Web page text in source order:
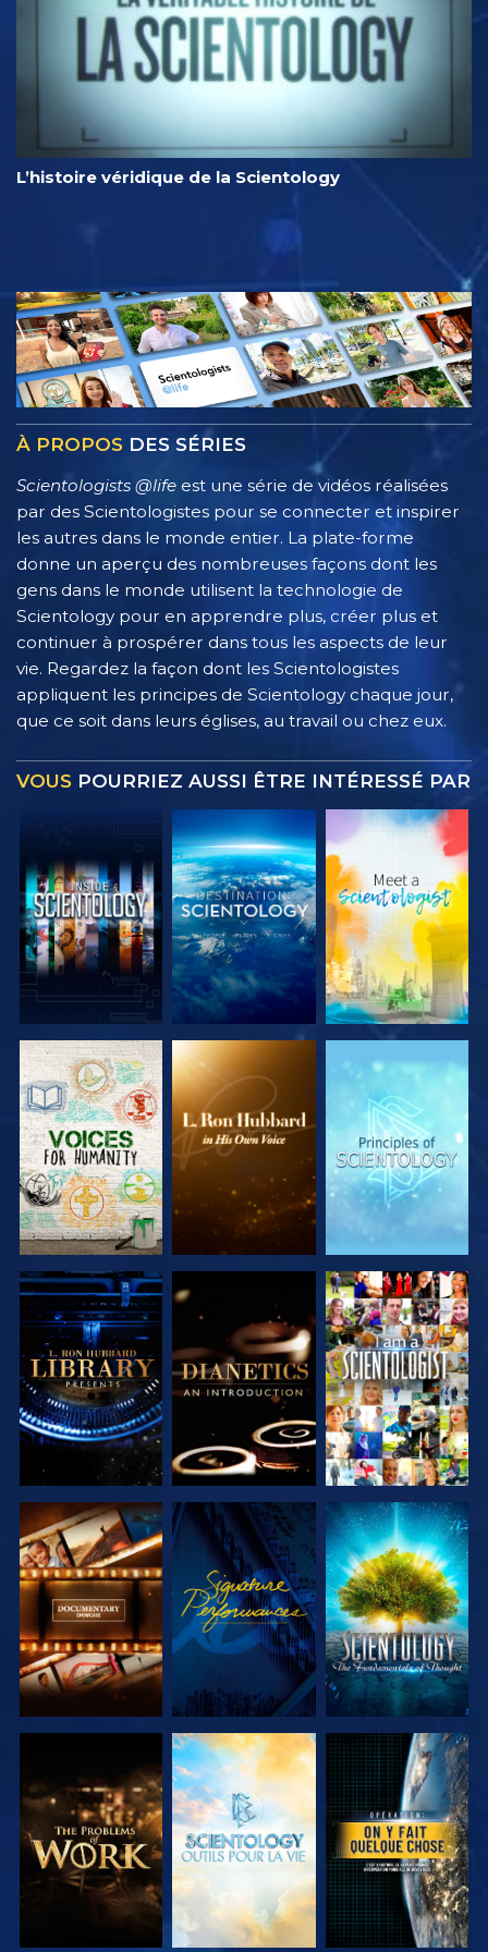
L’histoire véridique de la Scientology
À PROPOS DES SÉRIES
Scientologists @life est une série de vidéos réalisées
par des Scientologistes pour se connecter et inspirer
les autres dans le monde entier. La plate-forme
donne un aperçu des nombreuses façons dont les
gens dans le monde utilisent la technologie de
Scientology pour en apprendre plus, créer plus et
continuer à prospérer dans tous les aspects de leur
vie. Regardez la façon dont les Scientologistes
appliquent les principes de Scientology chaque jour,
que ce soit dans leurs églises, au travail ou chez eux.
VOUS POURRIEZ AUSSI ÊTRE INTÉRESSÉ PAR
DÉCOUVRIR
LES SÉRIES
DÉCOUVRIR
LES SÉRIES
DÉCOUVRIR
LES SÉRIES
DÉCOUVRIR
LES SÉRIES
DÉCOUVRIR
LES SÉRIES
REGARDER
DÉCOUVRIR
LES SÉRIES
REGARDER
DÉCOUVRIR
LES SÉRIES
DÉCOUVRIR
LES SÉRIES
DÉCOUVRIR
LES SÉRIES
REGARDER